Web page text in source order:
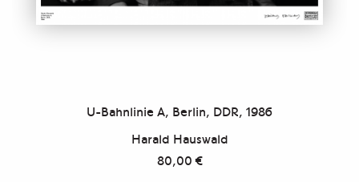
U-Bahnlinie A, Berlin, DDR, 1986
Harald Hauswald
80,00€